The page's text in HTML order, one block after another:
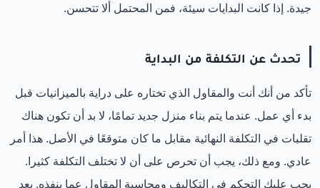
جيدة. إذا كانت البدايات سيئة، فمن المحتمل ألا تتحسن.
تحدث عن التكلفة من البداية
تأكد من أنك أنت والمقاول الذي تختاره على دراية بالميزانيات قبل
بدء أي عمل. عندما يتم بناء منزل جديد تمامًا، لا بد أن تكون هناك
تقلبات في التكلفة النهائية مقابل ما كان متوقعًا في الأصل. هذا أمر
عادي. ومع ذلك، يجب أن تحرص على أن لا تختلف التكلفة كثيرا.
يجب عليك التحكم في التكاليف ومحاسبة المقاول عما ينفذه. بعد